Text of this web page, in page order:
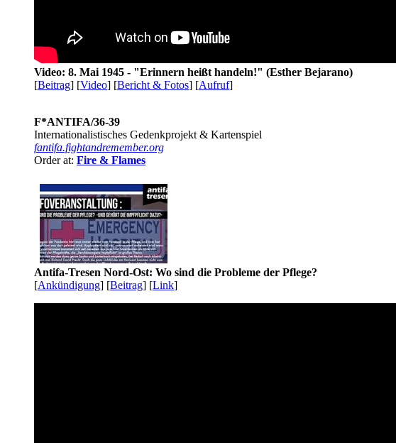
Video: 8. Mai 1945 - "Erinnern heißt handeln!" (Esther Bejarano)
[Beitrag] [Video] [Bericht & Fotos] [Aufruf]
F*ANTIFA/36-39
Internationalistisches Gedenkprojekt & Kartenspiel
fantifa.fightandremember.org
Order at: Fire & Flames
Antifa-Tresen Nord-Ost: Wo sind die Probleme der Pflege?
[Ankündigung] [Beitrag] [Link]